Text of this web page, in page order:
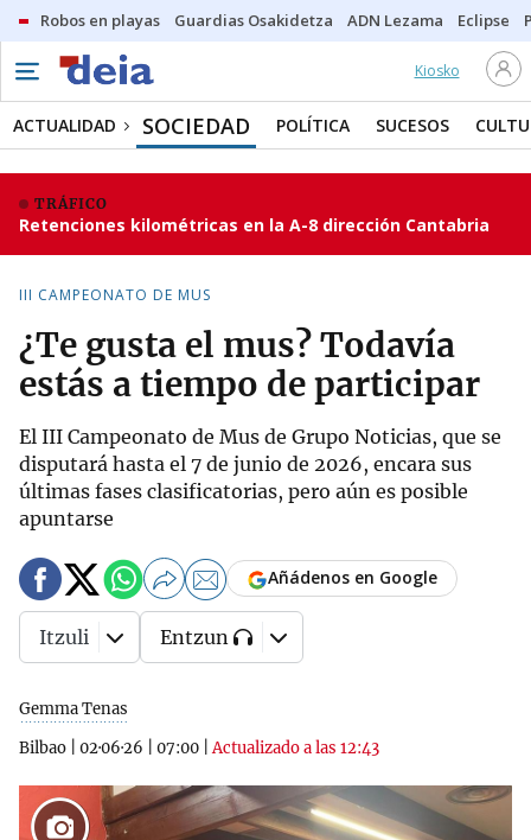
Robos en playas Guardias Osakidetza ADN Lezama Eclipse
Kiosko
ACTUALIDAD SOCIEDAD POLÍTICA SUCESOS
TRÁFICO
Retenciones kilométricas en la A-8 dirección Cantabria
III CAMPEONATO DE MUS
¿Te gusta el mus? Todavía
estás a tiempo de participar
El III Campeonato de Mus de Grupo Noticias, que se
disputará hasta el 7 de junio de 2026, encara sus
últimas fases clasificatorias, pero aún es posible
apuntarse
Gemma Tenas
Bilbao
02·06·26 07:00 |Actualizado a las 12:43
Añádenos en Google
Itzuli Entzun